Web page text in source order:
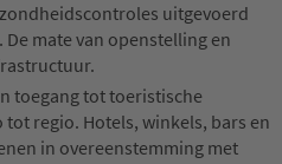
uitgevoerd
mate van openstelling en
toegang tot toeristische
regio. Hotels, winkels, bars en
in overeenstemming met